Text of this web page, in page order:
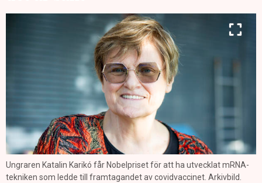
Ungraren Katalin Karikó får Nobelpriset för att ha utvecklat mRNA-
tekniken som ledde till framtagandet av covidvaccinet. Arkivbild.